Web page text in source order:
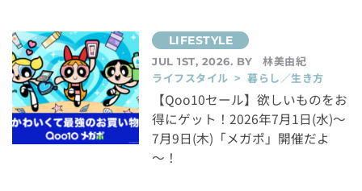
JUL 1ST, 2026. BY
林美由紀
ライフスタイル > 暮らし／生き方
【Qoo10セール】欲しいものをお
得にゲット！2026年7月1日(水)～
7月9日(木)「メガポ」開催だよ
～！